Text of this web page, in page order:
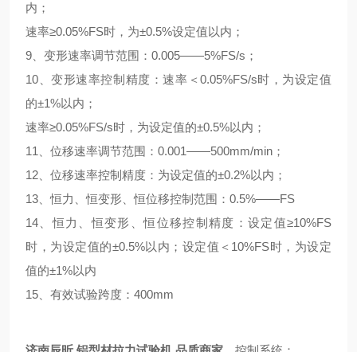
内；
速率≥0.05%FS时，为±0.5%设定值以内；
9、变形速率调节范围：0.005——5%FS/s；
10、变形速率控制精度：速率＜0.05%FS/s时，为设定值
的±1%以内；
速率≥0.05%FS/s时，为设定值的±0.5%以内；
11、位移速率调节范围：0.001——500mm/min；
12、位移速率控制精度：为设定值的±0.2%以内；
13、恒力、恒变形、恒位移控制范围：0.5%——FS
14、恒力、恒变形、恒位移控制精度：设定值≥10%FS
时，为设定值的±0.5%以内；设定值＜10%FS时，为设定
值的±1%以内
15、有效试验跨度：400mm